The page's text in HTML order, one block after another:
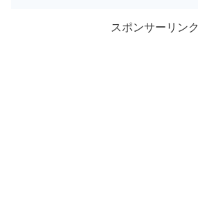
スポンサーリンク